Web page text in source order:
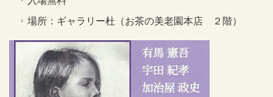
場所：ギャラリー杜（お茶の美老園本店 ２階）